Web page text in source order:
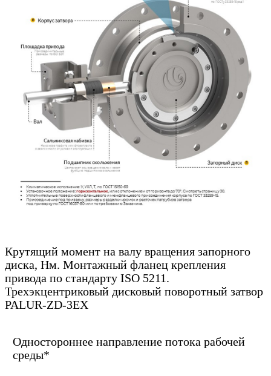
Крутящий момент на валу вращения запорного
диска, Нм. Монтажный фланец крепления
привода по стандарту ISO 5211.
Трехэкцентриковый дисковый поворотный затвор
PALUR-ZD-3EX
Одностороннее направление потока рабочей
среды*